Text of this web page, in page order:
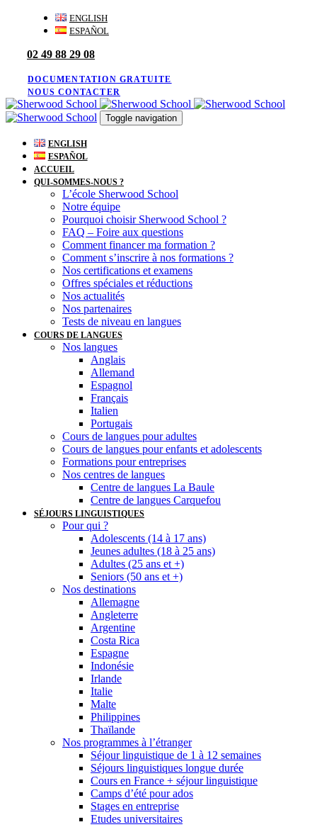
navigation
content
ENGLISH
ESPAÑOL
02 49 88 29 08
DOCUMENTATION GRATUITE
NOUS CONTACTER
Toggle navigation
ENGLISH
ESPAÑOL
ACCUEIL
QUI-SOMMES-NOUS ?
L’école Sherwood School
Notre équipe
Pourquoi choisir Sherwood School ?
FAQ – Foire aux questions
Comment financer ma formation ?
Comment s’inscrire à nos formations ?
Nos certifications et examens
Offres spéciales et réductions
Nos actualités
Nos partenaires
Tests de niveau en langues
COURS DE LANGUES
Nos langues
Anglais
Allemand
Espagnol
Français
Italien
Portugais
Cours de langues pour adultes
Cours de langues pour enfants et adolescents
Formations pour entreprises
Nos centres de langues
Centre de langues La Baule
Centre de langues Carquefou
SÉJOURS LINGUISTIQUES
Pour qui ?
Adolescents (14 à 17 ans)
Jeunes adultes (18 à 25 ans)
Adultes (25 ans et +)
Seniors (50 ans et +)
Nos destinations
Allemagne
Angleterre
Argentine
Costa Rica
Espagne
Indonésie
Irlande
Italie
Malte
Philippines
Thaïlande
Nos programmes à l’étranger
Séjour linguistique de 1 à 12 semaines
Séjours linguistiques longue durée
Cours en France + séjour linguistique
Camps d’été pour ados
Stages en entreprise
Etudes universitaires